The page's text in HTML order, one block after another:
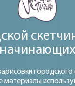
начинающих
материалы